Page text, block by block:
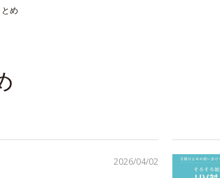
め
2026/04/02